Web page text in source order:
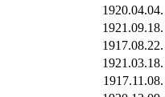
1920.04.04.
1921.09.18.
1917.08.22.
1921.03.18.
1917.11.08.